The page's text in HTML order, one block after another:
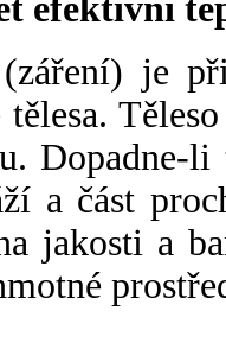
efektivní
je
tělesa.
Dopadne-li
a část
jakosti a